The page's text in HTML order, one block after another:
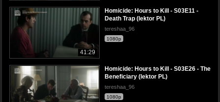
41:29
Homicide: Hours to Kill - S03E11 -
Death Trap (lektor PL)
tereshaa_96
1080p
Homicide: Hours to Kill - S03E26 - The
Beneficiary (lektor PL)
tereshaa_96
1080p